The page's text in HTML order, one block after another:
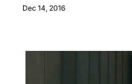
Dec 14, 2016